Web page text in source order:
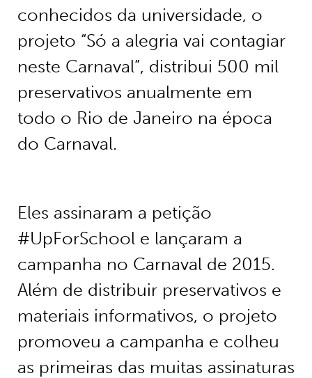
conhecidos da universidade, o
projeto “Só a alegria vai contagiar
neste Carnaval”, distribui 500 mil
preservativos anualmente em
todo o Rio de Janeiro na época
do Carnaval.
Eles assinaram a petição
#UpForSchool e lançaram a
campanha no Carnaval de 2015.
Além de distribuir preservativos e
materiais informativos, o projeto
promoveu a campanha e colheu
as primeiras das muitas assinaturas